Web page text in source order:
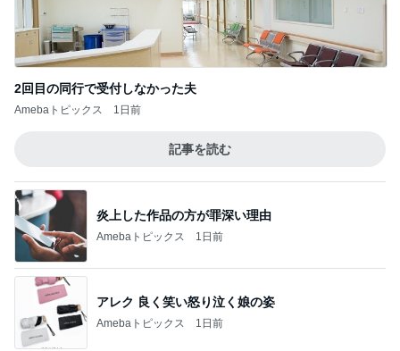
2回目の同行で受付しなかった夫
Amebaトピックス 1日前
記事を読む
炎上した作品の方が罪深い理由
Amebaトピックス 1日前
アレク 良く笑い怒り泣く娘の姿
Amebaトピックス 1日前